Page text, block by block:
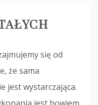
się od
że sama
jest wystarczająca.